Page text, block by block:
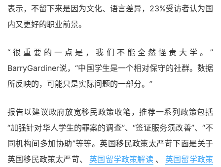
表示，不留下来是因为文化、语言差异，23%受访者认为国
内又更好的职业前景。
“很重要的一点是，我们不能全然怪责大学。”
BarryGardiner说，“中国学生是一个相对保守的社群。数据
所反映的，可能只是实际问题的一部分。”
报告以建议政府放宽移民政策收笔，推荐一系列政策包括
“加强针对华人学生的罪案的调查”、“签证服务须改善”、“不
同机构间多加协助”等等。英国移民政策太严苛下面是关于
英国移民政策太严苛、
英国留学政策解读 、
英国留学政策